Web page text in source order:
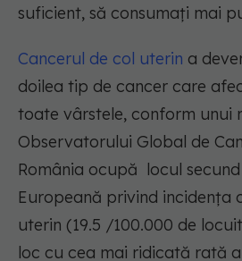
suficient, să consumați mai
Cancerul de col uterin a
doilea tip de cancer care
toate vârstele, conform unui
Observatorului Global de
România ocupă locul
Europeană privind incidența
uterin (19.5 /100.000 de
loc cu cea mai ridicată rată